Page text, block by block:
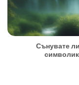
Сънувате